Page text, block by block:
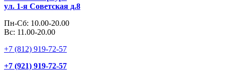
ул. 1-я Советская д.8
Пн-Сб: 10.00-20.00
Вс: 11.00-20.00
+7 (812) 919-72-57
+7 (921) 919-72-57